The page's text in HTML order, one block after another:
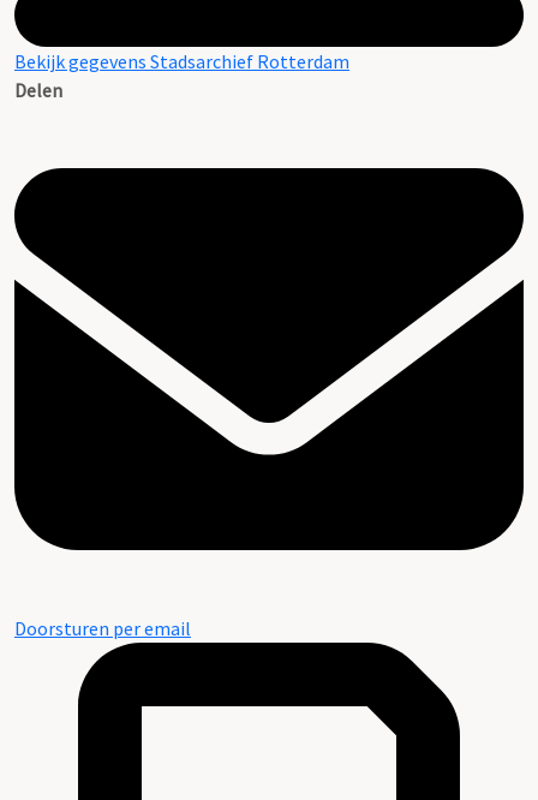
Bekijk gegevens Stadsarchief Rotterdam
Delen
Doorsturen per email